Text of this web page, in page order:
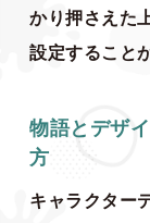
かり押さえた
設定すること
物語とデザ
方
キャラクター